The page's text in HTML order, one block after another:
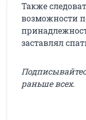
Также
возможности
заставлял
раньше всех.